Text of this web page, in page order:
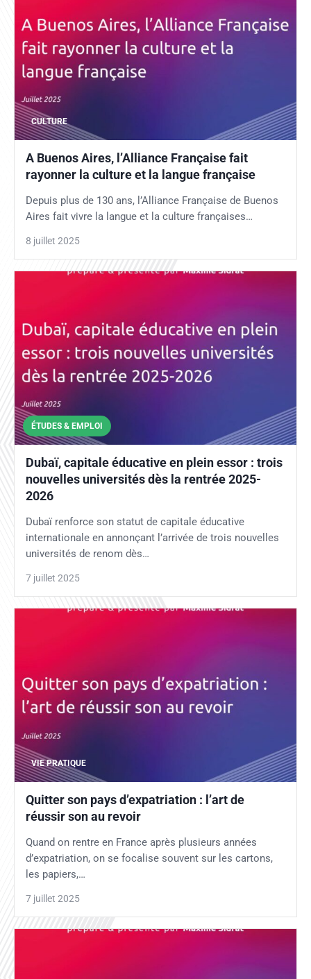
CULTURE
A Buenos Aires, l’Alliance Française fait
rayonner la culture et la langue française
Depuis plus de 130 ans, l’Alliance Française de Buenos
Aires fait vivre la langue et la culture françaises…
8 juillet 2025
ÉTUDES & EMPLOI
Dubaï, capitale éducative en plein essor : trois
nouvelles universités dès la rentrée 2025-
2026
Dubaï renforce son statut de capitale éducative
internationale en annonçant l’arrivée de trois nouvelles
universités de renom dès…
7 juillet 2025
VIE PRATIQUE
Quitter son pays d’expatriation : l’art de
réussir son au revoir
Quand on rentre en France après plusieurs années
d’expatriation, on se focalise souvent sur les cartons,
les papiers,…
7 juillet 2025